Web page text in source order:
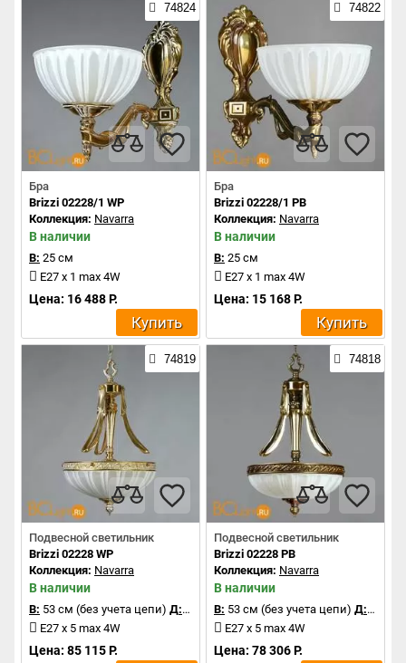
74824
Бра
Brizzi 02228/1 WP
Коллекция: Navarra
В наличии
В: 25 см
E27 x 1 max 4W
Цена: 16 488 Р.
Купить
74822
Бра
Brizzi 02228/1 PB
Коллекция: Navarra
В наличии
В: 25 см
E27 x 1 max 4W
Цена: 15 168 Р.
Купить
74819
Подвесной светильник
Brizzi 02228 WP
Коллекция: Navarra
В наличии
В: 53 см (без учета цепи) Д:35 см
E27 x 5 max 4W
Цена: 85 115 Р.
74818
Подвесной светильник
Brizzi 02228 PB
Коллекция: Navarra
В наличии
В: 53 см (без учета цепи) Д:35 см
E27 x 5 max 4W
Цена: 78 306 Р.